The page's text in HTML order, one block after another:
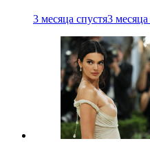
3 месяца спустя3 месяца